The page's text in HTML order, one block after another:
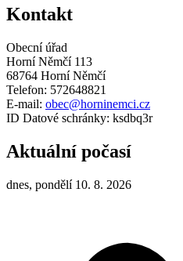
Kontakt
Obecní úřad
Horní Němčí 113
68764 Horní Němčí
Telefon: 572648821
E-mail: obec@horninemci.cz
ID Datové schránky: ksdbq3r
Aktuální počasí
dnes, pondělí 10. 8. 2026